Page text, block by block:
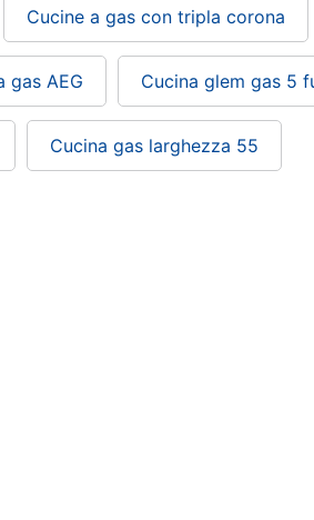
Cucine a gas con tripla corona
gas AEG Cucina glem gas 5
Cucina gas larghezza 55